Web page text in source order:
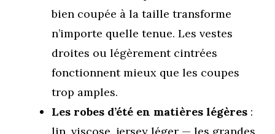
bien coupée à la taille transforme
n’importe quelle tenue. Les vestes
droites ou légèrement cintrées
fonctionnent mieux que les coupes
trop amples.
Les robes d’été en matières légères :